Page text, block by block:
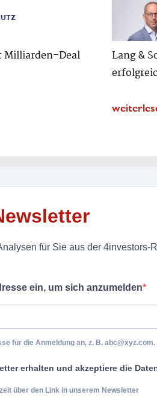
Milliarden-Deal
Lang &
für Sie aus der 4investors-
ein, um sich anzumelden
für die Anmeldung an, z. B. abc@xyz.com.
erhalten und akzeptiere die
über den Link in unserem Newsletter